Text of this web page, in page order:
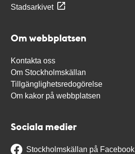
Stadsarkivet
Om webbplatsen
Kontakta oss
Om Stockholmskällan
Tillgänglighetsredogörelse
Om kakor på webbplatsen
Sociala medier
Stockholmskällan på Facebook